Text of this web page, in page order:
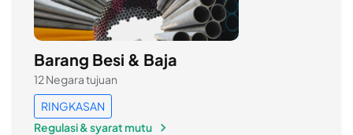
Barang Besi & Baja
12 Negara tujuan
RINGKASAN
Regulasi & syarat mutu